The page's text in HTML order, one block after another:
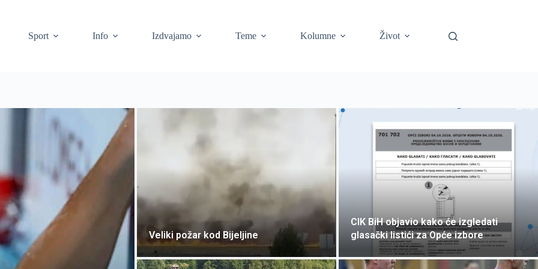
Sport Info Izdvajamo Teme Kolumne Život
Veliki požar kod Bijeljine
CIK BiH objavio kako će izgledati
glasački listići za Opće izbore